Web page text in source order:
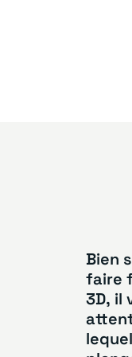
Bien
faire
3D, il